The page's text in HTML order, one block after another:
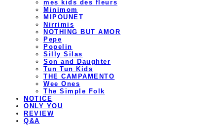
mes kids des fleurs
Minimom
MIPOUNET
Nirrimis
NOTHING BUT AMOR
Pepe
Popelin
Silly Silas
Son and Daughter
Tun Tun Kids
THE CAMPAMENTO
Wee Ones
The Simple Folk
NOTICE
ONLY YOU
REVIEW
Q&A